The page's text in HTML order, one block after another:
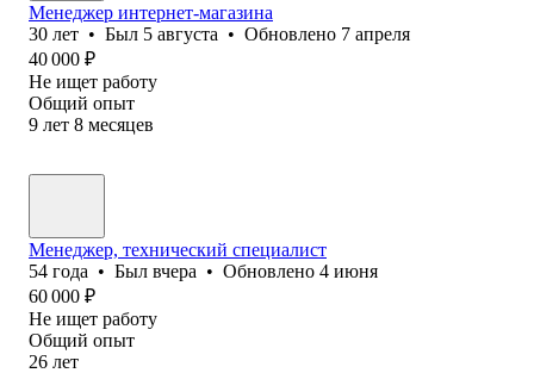
Менеджер интернет-магазина
30 лет • Был 5 августа • Обновлено 7 апреля
40 000 ₽
Не ищет работу
Общий опыт
9 лет 8 месяцев
Менеджер, технический специалист
54 года • Был вчера • Обновлено 4 июня
60 000 ₽
Не ищет работу
Общий опыт
26 лет